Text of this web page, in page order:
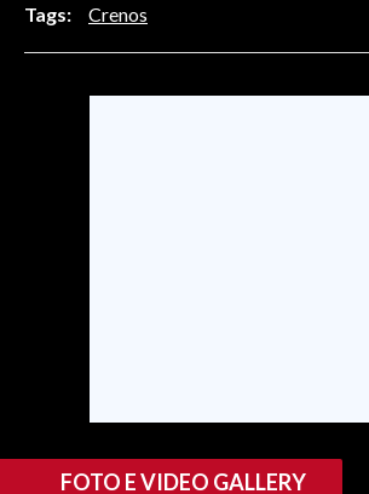
SPIAGGE
STORE
Tags: Crenos
FOTO E VIDEO GALLERY